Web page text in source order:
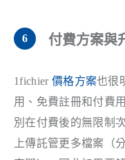
付費方案與
1fichier 價格方案也很
用、免費註冊和付費
別在付費後的無限制
上傳託管更多檔案（